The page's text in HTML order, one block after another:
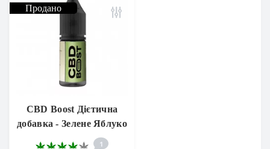
Продано
CBD Boost Дієтична
добавка - Зелене Яблуко
1